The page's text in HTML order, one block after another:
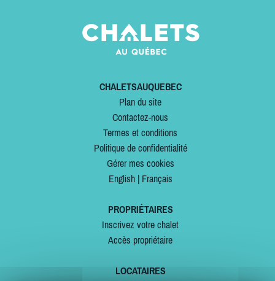
CHALETSAUQUEBEC
Plan du site
Contactez-nous
Termes et conditions
Politique de confidentialité
Gérer mes cookies
English| Français
PROPRIÉTAIRES
Inscrivez votre chalet
Accès propriétaire
LOCATAIRES